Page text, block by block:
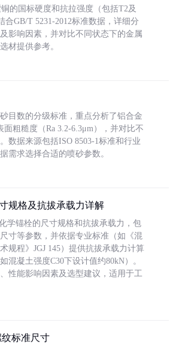
的国标硬度和抗拉强度（包括T2及
合GB/T 5231-2012标准数据，详细分
影响因素，并对比不同状态下的金属
材提供参考。
目数的分级标准，重点分析了铝合金
面粗糙度（Ra 3.2-6.3μm），并对比不
数据来源包括ISO 8503-1标准和行业
需求选择合适的喷砂参数。
规格及抗拔承载力详解
学锚栓的尺寸规格和抗拔承载力，包
寸等参数，并依据专业标准（如《混
规程》JGJ 145）提供抗拔承载力计算
混凝土强度C30下设计值约80kN）。
性能影响因素及选型建议，适用于工
纹标准尺寸